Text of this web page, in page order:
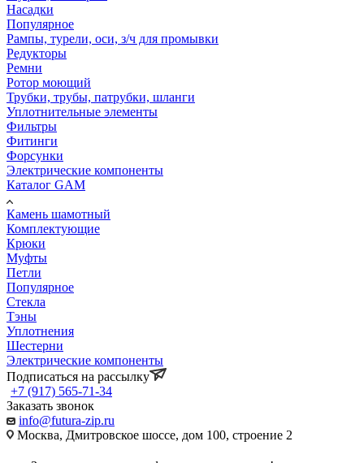
Насадки
Популярное
Рампы, турели, оси, з/ч для промывки
Редукторы
Ремни
Ротор моющий
Трубки, трубы, патрубки, шланги
Уплотнительные элементы
Фильтры
Фитинги
Форсунки
Электрические компоненты
Каталог GAM
Камень шамотный
Комплектующие
Крюки
Муфты
Петли
Популярное
Стекла
Тэны
Уплотнения
Шестерни
Электрические компоненты
Подписаться на рассылку
+7 (917) 565-71-34
Заказать звонок
info@futura-zip.ru
Москва, Дмитровское шоссе, дом 100, строение 2